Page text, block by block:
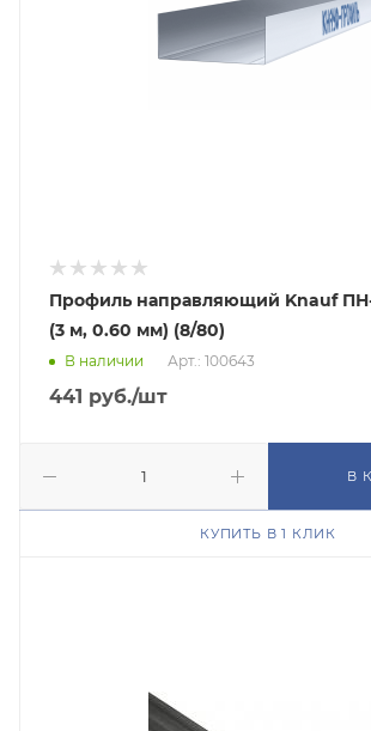
Профиль направляющий Knauf
(3 м, 0.60 мм) (8/80)
В наличии Арт.: 100643
441 руб./шт
В
КУПИТЬ В 1 КЛИК